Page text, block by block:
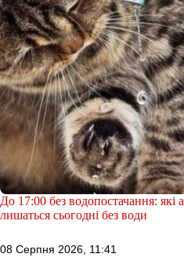
До 17:00 без водопостачання: які
лишаться сьогодні без води
08 Серпня 2026, 11:41